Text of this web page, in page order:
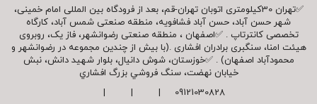
✅تهران 30کیلومتری اتوبان تهران-قم، بعد از فرودگاه بین المللی امام خمینی،
شهر حسن آباد، حسن آباد فشافویه، منطقه صنعتی شمس آباد، کارگاه
تخصصی کانترتاپ . ✅اصفهان ، منطقه صنعتی رضوانشهر، فاز یک، روبروی
هیئت امنا، سنگبری برادران افشاری .(با بیش از چندین مجموعه در رضوانشهر و
محمودآباد اصفهان) . ✅خوزستان، شوش دانیال، بلوار شهيد دانش، نبش
خیابان نهضت، سنگ فروشي بزرگ افشاري
09121030828 | | |